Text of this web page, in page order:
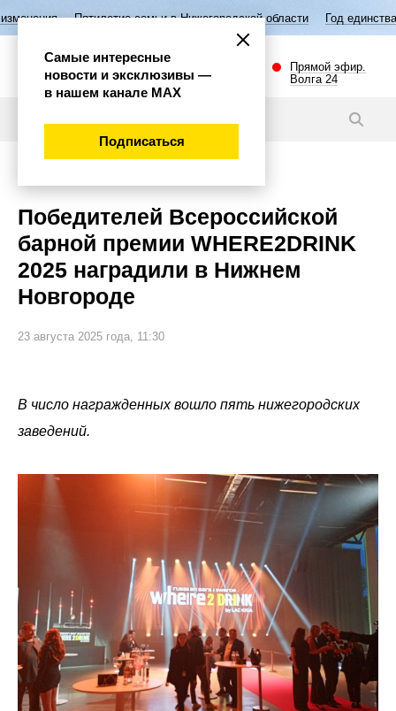
семьи в Нижегородской области Год единства народов России
Прямой эфир.
Волга 24
Победителей Всероссийской
барной премии WHERE2DRINK
2025 наградили в Нижнем
Новгороде
23 августа 2025 года, 11:30
В число награжденных вошло пять нижегородских
заведений.
Самые интересные
новости и эксклюзивы —
в нашем канале МАХ
Подписаться